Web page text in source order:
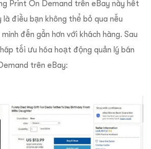
Print On Demand trên eBay này hết
điều bạn không thể bỏ qua nếu
đến gần hơn với khách hàng. Sau
tối ưu hóa hoạt động quản lý bán
trên eBay: